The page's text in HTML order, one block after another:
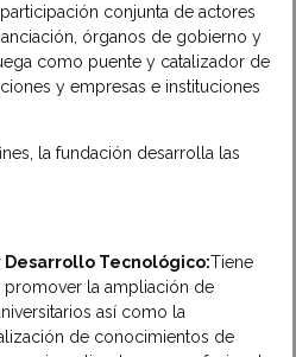
conjunta de actores
órganos de gobierno y
como puente y catalizador de
y empresas e instituciones
la fundación desarrolla las
Desarrollo Tecnológico:Tiene
la ampliación de
así como la
de conocimientos de